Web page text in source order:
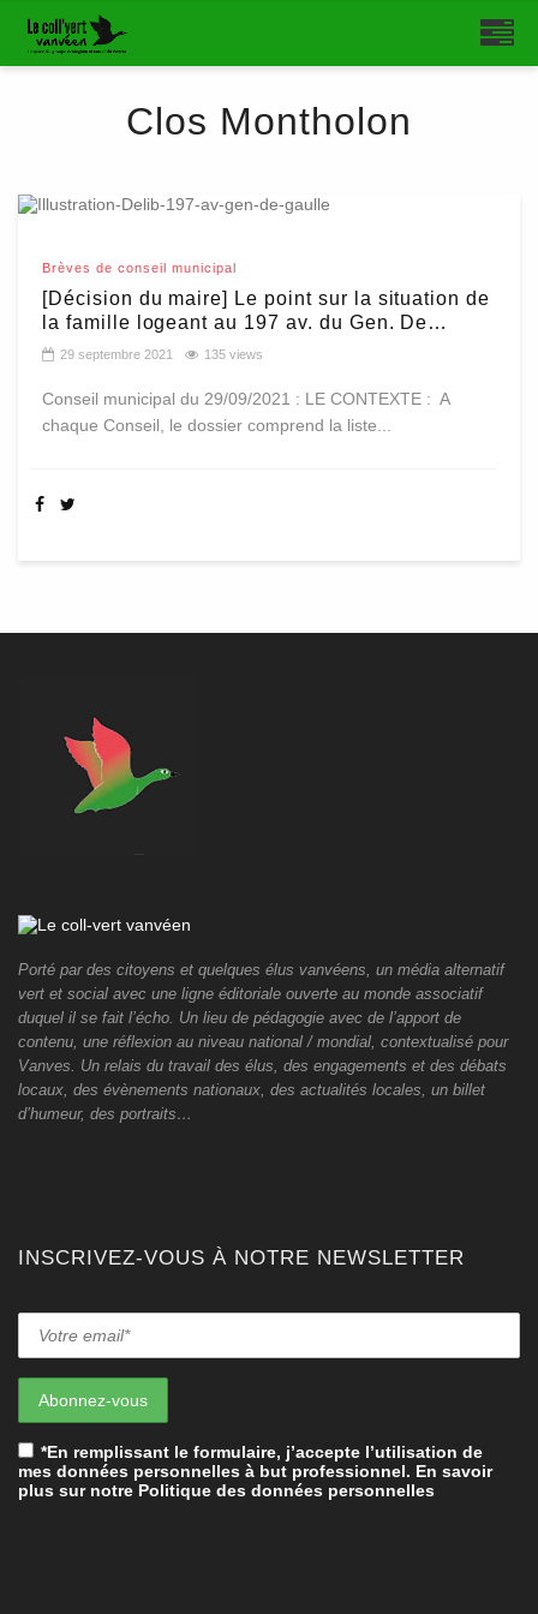
Clos Montholon
Brèves de conseil municipal
[Décision du maire] Le point sur la situation de
la famille logeant au 197 av. du Gen. De
Gaulle ?
29 septembre 2021 135 views
Conseil municipal du 29/09/2021 : LE CONTEXTE : A
chaque Conseil, le dossier comprend la liste...
Porté par des citoyens et quelques élus vanvéens, un média alternatif
vert et social avec une ligne éditoriale ouverte au monde associatif
duquel il se fait l’écho. Un lieu de pédagogie avec de l’apport de
contenu, une réflexion au niveau national / mondial, contextualisé pour
Vanves. Un relais du travail des élus, des engagements et des débats
locaux, des évènements nationaux, des actualités locales, un billet
d’humeur, des portraits…
INSCRIVEZ-VOUS À NOTRE NEWSLETTER
*En remplissant le formulaire, j’accepte l’utilisation de
mes données personnelles à but professionnel. En savoir
plus sur notre Politique des données personnelles